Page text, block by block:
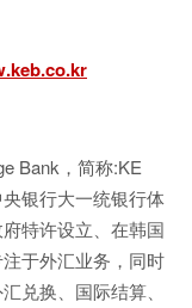
Bank，简称:KE
银行大一统银行体
特许设立、在韩国
于外汇业务，同时
兑换、国际结算、